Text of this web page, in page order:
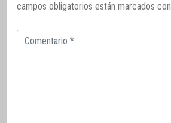
campos obligatorios están marcados con
Comentario